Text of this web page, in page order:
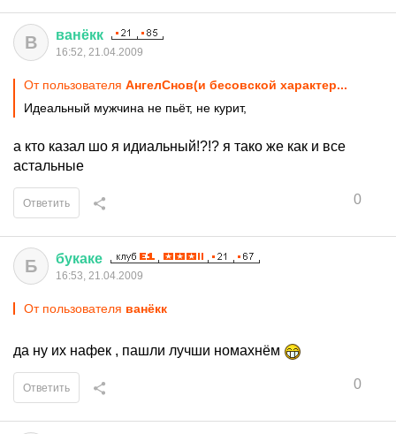
В ванёкк
16:52, 21.04.2009
От пользователя АнгелСнов(и бесовской характер...
Идеальный мужчина не пьёт, не курит,
а кто казал шо я идиальный!?!? я тако же как и все
астальные
0
Ответить
Б букаке
16:53, 21.04.2009
От пользователя ванёкк
да ну их нафек , пашли лучши номахнём
0
Ответить